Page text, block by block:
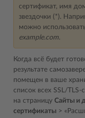
сертификат, имя
звездочки (*).
можно
example.com.
Когда всё будет
результате
помещен в ваше
список всех SSL/
на страницу Сайты и
сертификаты >